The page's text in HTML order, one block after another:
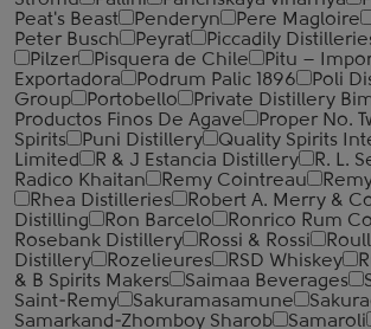
Peat's Beast
Penderyn Pere Magloire
Peter Busch
Peyrat Piccadily
Pilzer
Pisquera de Chile
Pitu –
Exportadora
Podrum Palic 1896 Poli
Group
Portobello
Private Distillery
Productos Finos De Agave
Proper No.
Spirits
Puni Distillery
Quality Spirits
Limited
R & J Estancia Distillery
R. L.
Radico Khaitan
Remy Cointreau
Rhea Distilleries
Robert A. Merry &
Distilling
Ron Barcelo
Ronrico Rum
Rosebank Distillery
Rossi & Rossi
Distillery
Rozelieures RSD Whiskey
& B Spirits Makers
Saimaa Beverages
Saint-Remy
Sakuramasamune
Samarkand-Zhomboy Sharob
Samaroli